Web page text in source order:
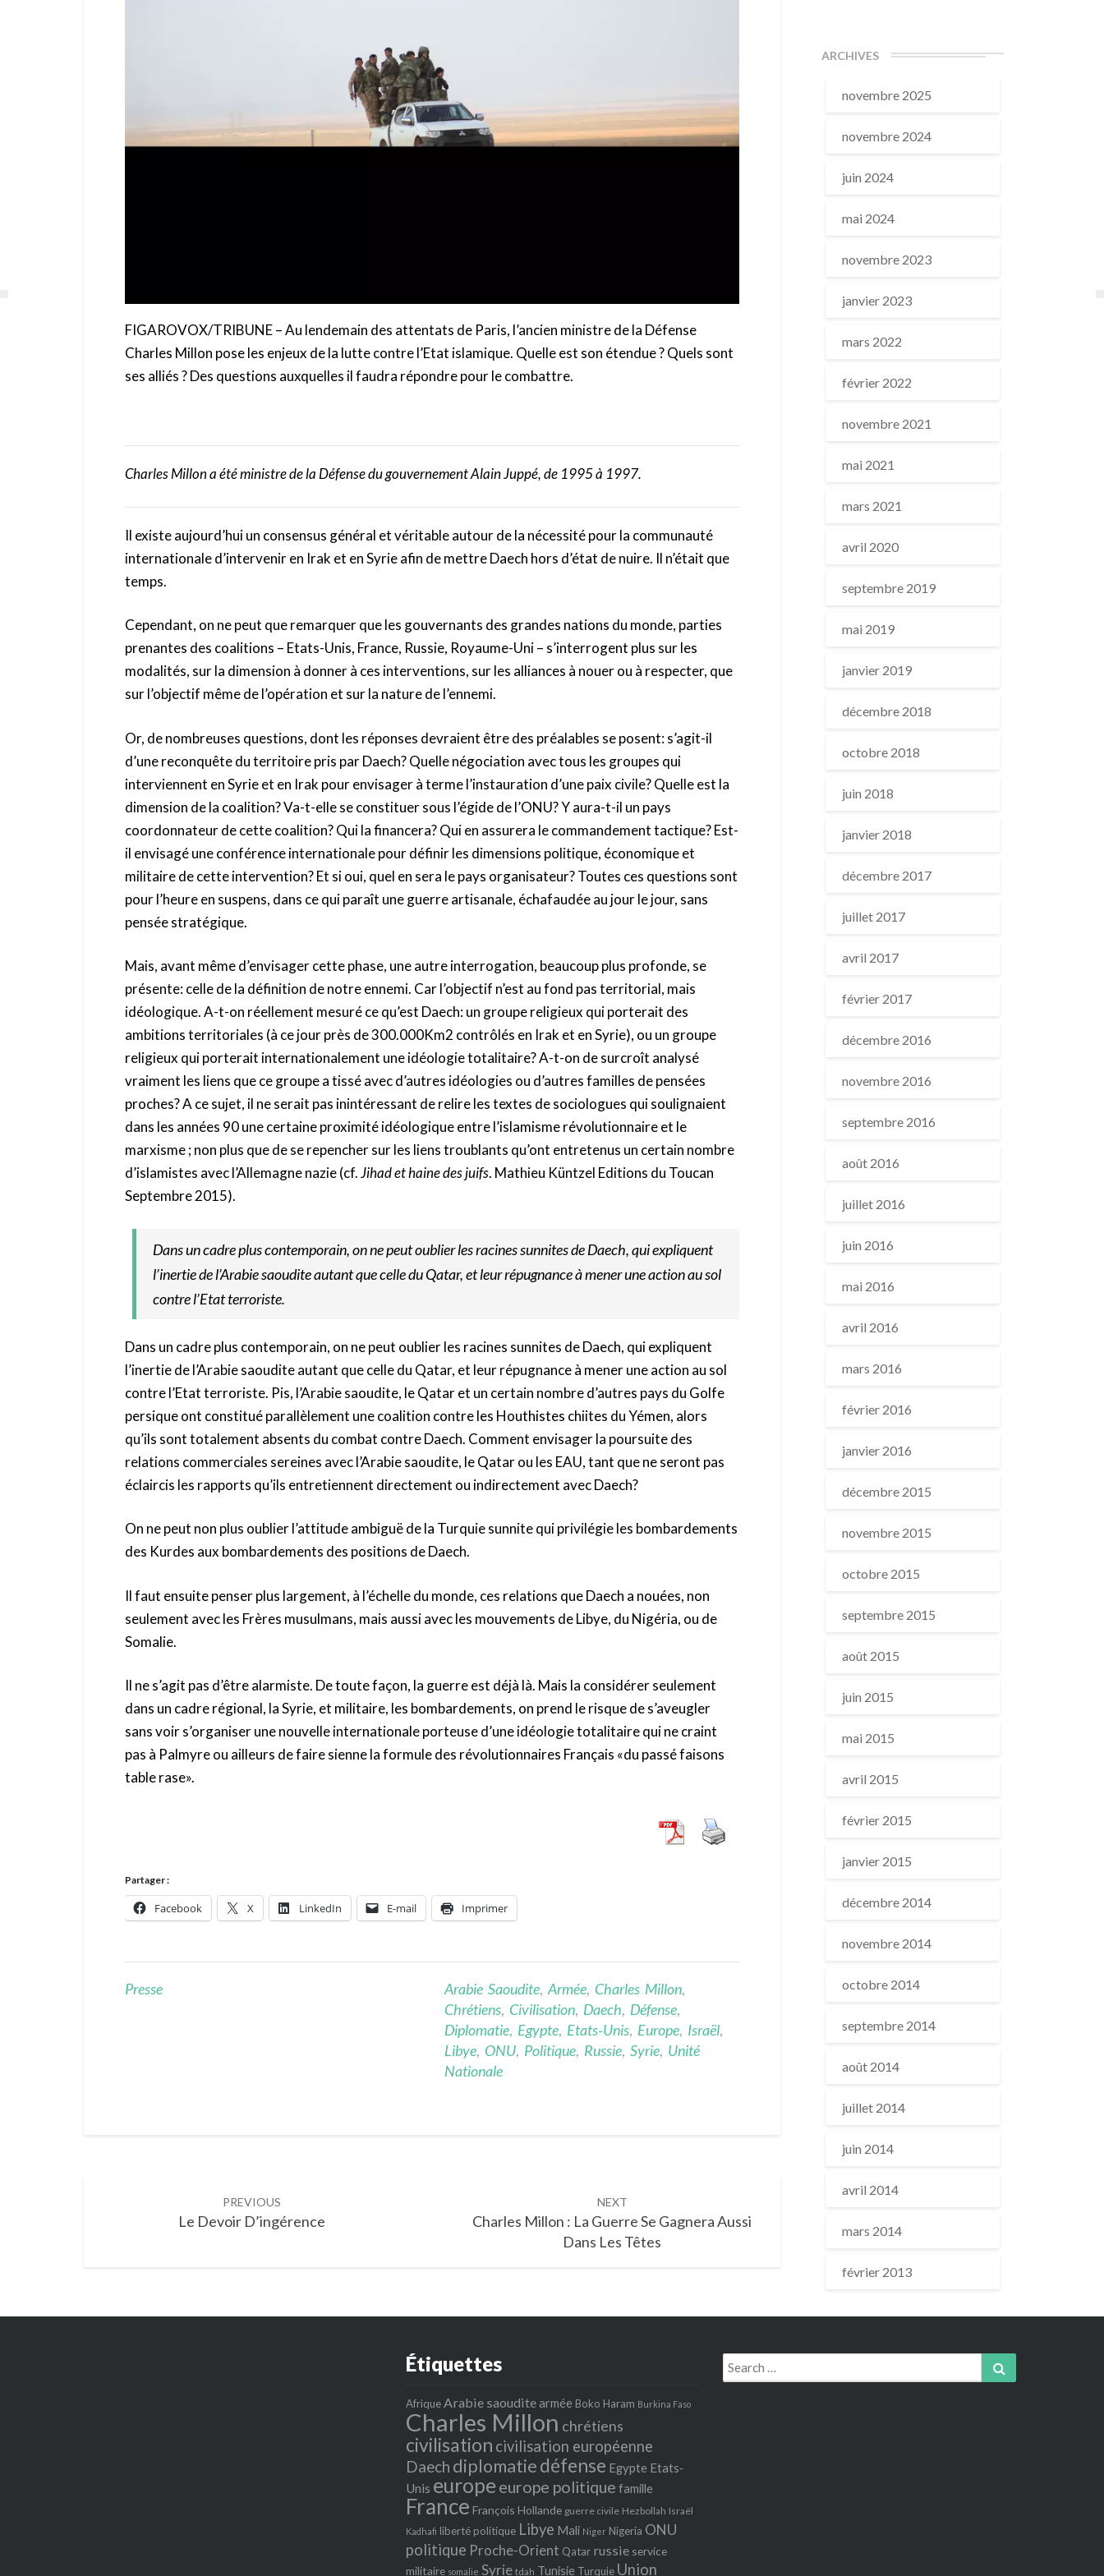
FIGAROVOX/TRIBUNE – Au lendemain des attentats de Paris, l’ancien ministre de la Défense
Charles Millon pose les enjeux de la lutte contre l’Etat islamique. Quelle est son étendue ? Quels sont
ses alliés ? Des questions auxquelles il faudra répondre pour le combattre.
Charles Millon a été ministre de la Défense du gouvernement Alain Juppé, de 1995 à 1997.
Il existe aujourd’hui un consensus général et véritable autour de la nécessité pour la communauté
internationale d’intervenir en Irak et en Syrie afin de mettre Daech hors d’état de nuire. Il n’était que
temps.
Cependant, on ne peut que remarquer que les gouvernants des grandes nations du monde, parties
prenantes des coalitions – Etats-Unis, France, Russie, Royaume-Uni – s’interrogent plus sur les
modalités, sur la dimension à donner à ces interventions, sur les alliances à nouer ou à respecter, que
sur l’objectif même de l’opération et sur la nature de l’ennemi.
Or, de nombreuses questions, dont les réponses devraient être des préalables se posent: s’agit-il
d’une reconquête du territoire pris par Daech? Quelle négociation avec tous les groupes qui
interviennent en Syrie et en Irak pour envisager à terme l’instauration d’une paix civile? Quelle est la
dimension de la coalition? Va-t-elle se constituer sous l’égide de l’ONU? Y aura-t-il un pays
coordonnateur de cette coalition? Qui la financera? Qui en assurera le commandement tactique? Est-
il envisagé une conférence internationale pour définir les dimensions politique, économique et
militaire de cette intervention? Et si oui, quel en sera le pays organisateur? Toutes ces questions sont
pour l’heure en suspens, dans ce qui paraît une guerre artisanale, échafaudée au jour le jour, sans
pensée stratégique.
Mais, avant même d’envisager cette phase, une autre interrogation, beaucoup plus profonde, se
présente: celle de la définition de notre ennemi. Car l’objectif n’est au fond pas territorial, mais
idéologique. A-t-on réellement mesuré ce qu’est Daech: un groupe religieux qui porterait des
ambitions territoriales (à ce jour près de 300.000Km2 contrôlés en Irak et en Syrie), ou un groupe
religieux qui porterait internationalement une idéologie totalitaire? A-t-on de surcroît analysé
vraiment les liens que ce groupe a tissé avec d’autres idéologies ou d’autres familles de pensées
proches? A ce sujet, il ne serait pas inintéressant de relire les textes de sociologues qui soulignaient
dans les années 90 une certaine proximité idéologique entre l’islamisme révolutionnaire et le
marxisme ; non plus que de se repencher sur les liens troublants qu’ont entretenus un certain nombre
d’islamistes avec l’Allemagne nazie (cf.Jihad et haine des juifs. Mathieu Küntzel Editions du Toucan
Septembre 2015).
Dans un cadre plus contemporain, on ne peut oublier les racines sunnites de Daech, qui expliquent
l’inertie de l’Arabie saoudite autant que celle du Qatar, et leur répugnance à mener une action au sol
contre l’Etat terroriste.
Dans un cadre plus contemporain, on ne peut oublier les racines sunnites de Daech, qui expliquent
l’inertie de l’Arabie saoudite autant que celle du Qatar, et leur répugnance à mener une action au sol
contre l’Etat terroriste. Pis, l’Arabie saoudite, le Qatar et un certain nombre d’autres pays du Golfe
persique ont constitué parallèlement une coalition contre les Houthistes chiites du Yémen, alors
qu’ils sont totalement absents du combat contre Daech. Comment envisager la poursuite des
relations commerciales sereines avec l’Arabie saoudite, le Qatar ou les EAU, tant que ne seront pas
éclaircis les rapports qu’ils entretiennent directement ou indirectement avec Daech?
On ne peut non plus oublier l’attitude ambiguë de la Turquie sunnite qui privilégie les bombardements
des Kurdes aux bombardements des positions de Daech.
Il faut ensuite penser plus largement, à l’échelle du monde, ces relations que Daech a nouées, non
seulement avec les Frères musulmans, mais aussi avec les mouvements de Libye, du Nigéria, ou de
Somalie.
Il ne s’agit pas d’être alarmiste. De toute façon, la guerre est déjà là. Mais la considérer seulement
dans un cadre régional, la Syrie, et militaire, les bombardements, on prend le risque de s’aveugler
sans voir s’organiser une nouvelle internationale porteuse d’une idéologie totalitaire qui ne craint
pas à Palmyre ou ailleurs de faire sienne la formule des révolutionnaires Français «du passé faisons
table rase».
Partager :
Facebook X LinkedIn E-mail Imprimer
Presse Arabie Saoudite, Armée, Charles Millon,
Chrétiens, Civilisation, Daech, Défense,
Diplomatie, Egypte, Etats‐Unis, Europe, Israël,
Libye, ONU, Politique, Russie, Syrie, Unité
Nationale
navigation
PREVIOUS
Le Devoir D’ingérence
NEXT
Charles Millon : La Guerre Se Gagnera Aussi
Dans Les Têtes
ARCHIVES
novembre 2025
novembre 2024
juin 2024
mai 2024
novembre 2023
janvier 2023
mars 2022
février 2022
novembre 2021
mai 2021
mars 2021
avril 2020
septembre 2019
mai 2019
janvier 2019
décembre 2018
octobre 2018
juin 2018
janvier 2018
décembre 2017
juillet 2017
avril 2017
février 2017
décembre 2016
novembre 2016
septembre 2016
août 2016
juillet 2016
juin 2016
mai 2016
avril 2016
mars 2016
février 2016
janvier 2016
décembre 2015
novembre 2015
octobre 2015
septembre 2015
août 2015
juin 2015
mai 2015
avril 2015
février 2015
janvier 2015
décembre 2014
novembre 2014
octobre 2014
septembre 2014
août 2014
juillet 2014
juin 2014
avril 2014
mars 2014
février 2013
Étiquettes
Afrique Arabie saoudite armée Boko Haram Burkina Faso
Charles Millon chrétiens
civilisation civilisation européenne
Daech diplomatiedéfense Egypte Etats‐
Unis europeeurope politique famille
France François Hollande guerre civile Hezbollah Israël
Kadhafi liberté politique Libye Mali Niger Nigeria ONU
politique Proche-Orient Qatar russie service
militaire somalie Syrie tdah Tunisie Turquie Union
Search
for: